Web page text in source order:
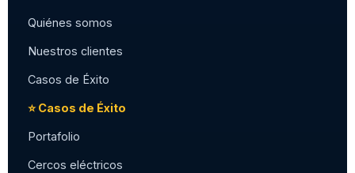
Quiénes somos
Nuestros clientes
Casos de Éxito
⭐ Casos de Éxito
Portafolio
Cercos eléctricos